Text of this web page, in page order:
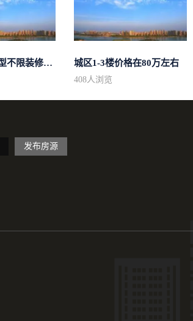
求购东区域房型不限装修不限 城区1-3楼价格在80万左右
408人浏览
发布房源